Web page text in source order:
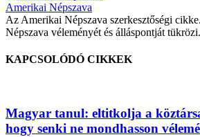
Amerikai Népszava
Az Amerikai Népszava szerkesztőségi
Népszava véleményét és álláspontját tükrözi.
KAPCSOLÓDÓ CIKKEK
Magyar tanul: eltitkolja a
hogy senki ne mondhasson